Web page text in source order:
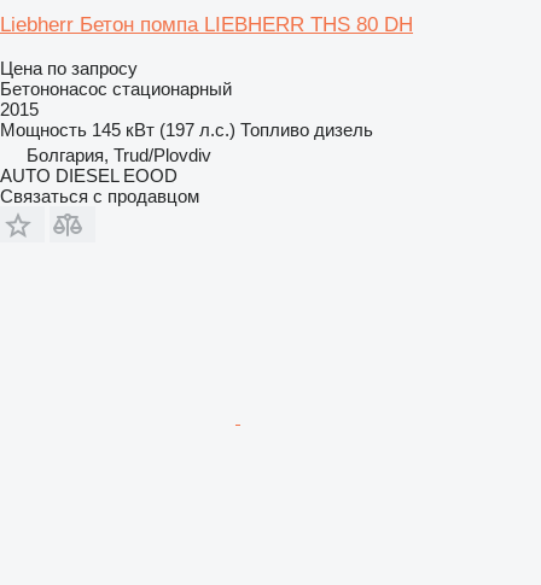
Liebherr Бетон помпа LIEBHERR THS 80 DH
Цена по запросу
Бетононасос стационарный
2015
Мощность 145 кВт (197 л.с.) Топливо дизель
Болгария, Trud/Plovdiv
AUTO DIESEL EOOD
Связаться с продавцом